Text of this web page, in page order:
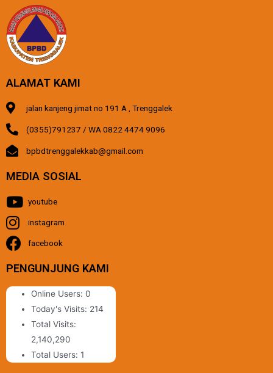
ALAMAT KAMI
jalan kanjeng jimat no 191 A , Trenggalek
(0355)791237 / WA 0822 4474 9096
bpbdtrenggalekkab@gmail.com
MEDIA SOSIAL
youtube
instagram
facebook
PENGUNJUNG KAMI
Online Users:0
Today's Visits: 214
Total Visits:
2,140,290
Total Users:1